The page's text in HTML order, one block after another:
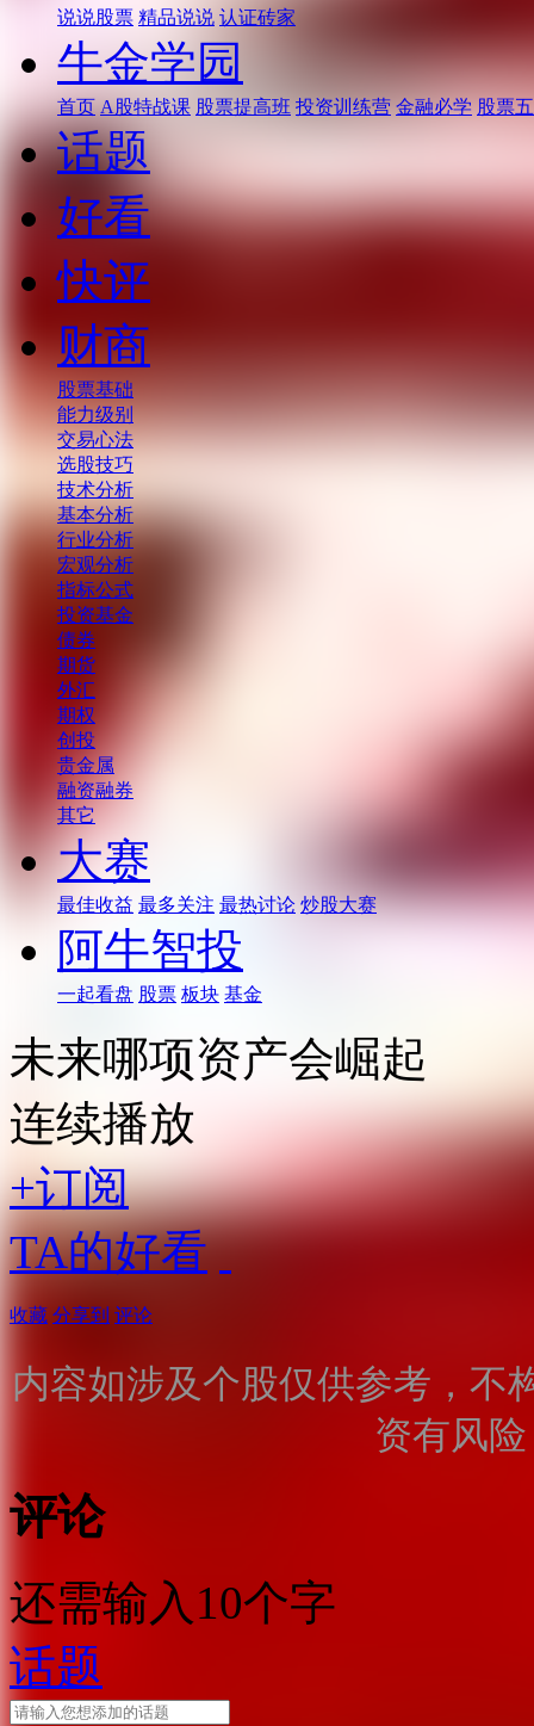
说说股票 精品说说 认证砖家
牛金学园
首页 A股特战课 股票提高班 投资训练营 金融必学 股票
话题
好看
快评
财商
股票基础
能力级别
交易心法
选股技巧
技术分析
基本分析
行业分析
宏观分析
指标公式
投资基金
债券
期货
外汇
期权
创投
贵金属
融资融券
其它
大赛
最佳收益 最多关注 最热讨论 炒股大赛
阿牛智投
一起看盘 股票 板块 基金
未来哪项资产会崛起
连续播放
+订阅
TA的好看
收藏 分享到 评论
内容如涉及个股仅供参考，不
资有风
评论
还需输入10个字
话题